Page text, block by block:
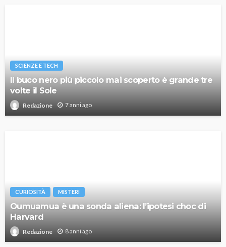
SCIENZE E TECH
Il buco nero più piccolo mai scoperto è grande tre
volte il Sole
Redazione 7 anni ago
CURIOSITÀ MISTERI
Oumuamua è una sonda aliena: l’ipotesi choc di
Harvard
Redazione 8 anni ago